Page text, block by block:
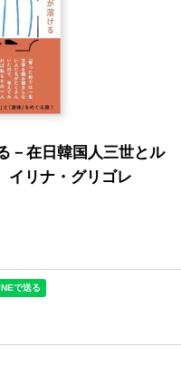
－在日韓国人三世とル
イリナ・グリゴレ